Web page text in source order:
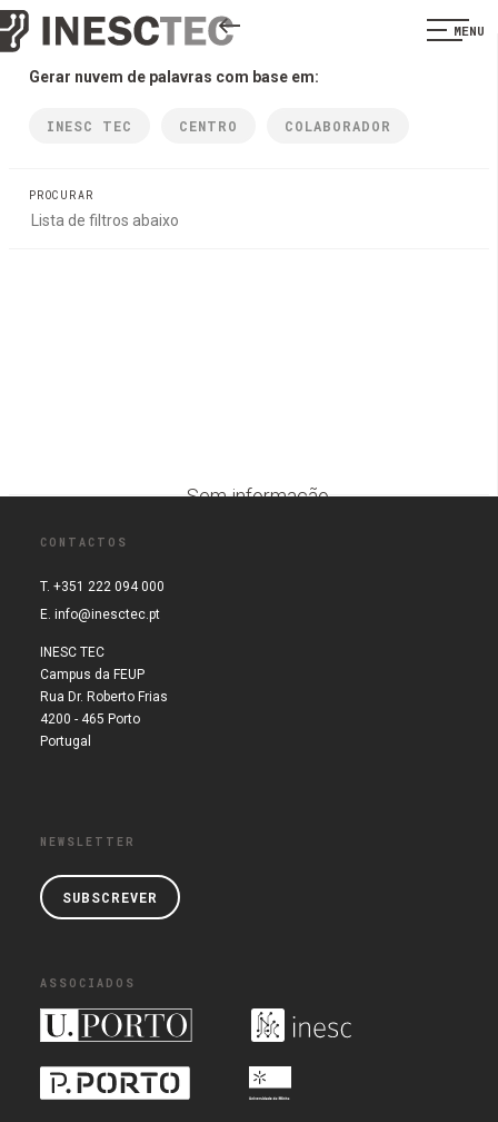
MENU
Gerar nuvem de palavras com base em:
INESC TEC CENTRO COLABORADOR
PROCURAR
Sem informação
CONTACTOS
T. +351 222 094 000
E. info@inesctec.pt
INESC TEC
Campus da FEUP
Rua Dr. Roberto Frias
4200 - 465 Porto
Portugal
NEWSLETTER
SUBSCREVER
ASSOCIADOS